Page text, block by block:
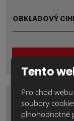
OBKLADOVÝ
Tento
Pro chod
soubory
plnohodnotné